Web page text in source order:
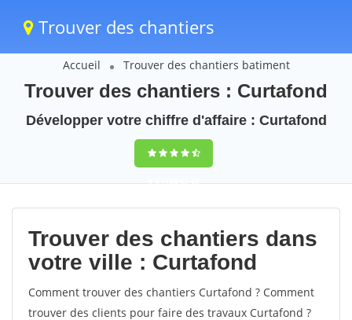
Trouver des chantiers
Accueil Trouver des chantiers batiment
Trouver des chantiers : Curtafond
Développer votre chiffre d'affaire : Curtafond
9,5(100%)42
votes
Trouver des chantiers dans
votre ville : Curtafond
Comment trouver des chantiers Curtafond ? Comment
trouver des clients pour faire des travaux Curtafond ?